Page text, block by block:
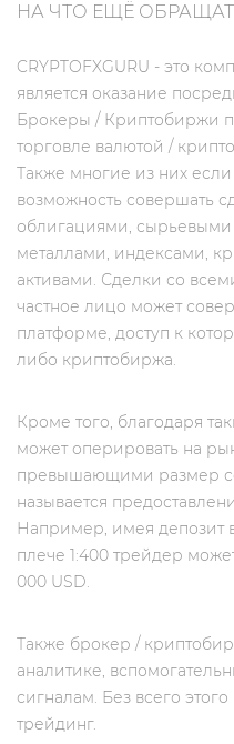
НА ЧТО ЕЩЁ
CRYPTOFXGURU - это
является оказание
Брокеры / Криптобиржи
торговле валютой /
Также многие из них
возможность совершать
облигациями,
металлами, индексами,
активами. Сделки со
частное лицо может
платформе, доступ к
либо криптобиржа.
Кроме того, благодаря
может оперировать на
превышающими размер
называется
Например, имея депозит
плече 1:400 трейдер
000 USD.
Также брокер /
аналитике,
сигналам. Без всего
трейдинг.